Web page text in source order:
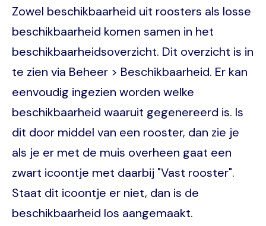
Zowel beschikbaarheid uit roosters als losse
beschikbaarheid komen samen in het
beschikbaarheidsoverzicht. Dit overzicht is in
te zien via Beheer > Beschikbaarheid. Er kan
eenvoudig ingezien worden welke
beschikbaarheid waaruit gegenereerd is. Is
dit door middel van een rooster, dan zie je
als je er met de muis overheen gaat een
zwart icoontje met daarbij "Vast rooster".
Staat dit icoontje er niet, dan is de
beschikbaarheid los aangemaakt.